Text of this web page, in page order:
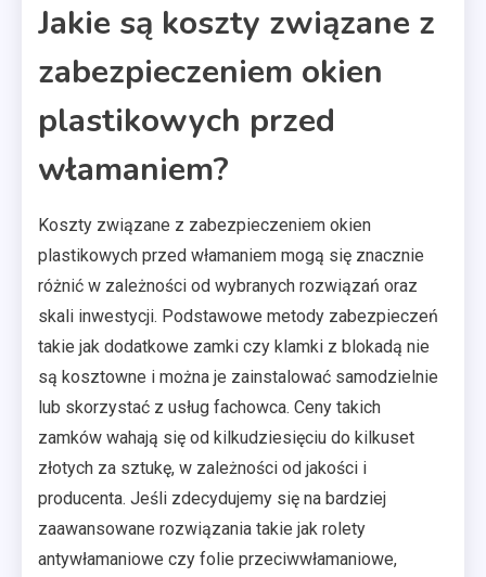
Jakie są koszty związane z
zabezpieczeniem okien
plastikowych przed
włamaniem?
Koszty związane z zabezpieczeniem okien
plastikowych przed włamaniem mogą się znacznie
różnić w zależności od wybranych rozwiązań oraz
skali inwestycji. Podstawowe metody zabezpieczeń
takie jak dodatkowe zamki czy klamki z blokadą nie
są kosztowne i można je zainstalować samodzielnie
lub skorzystać z usług fachowca. Ceny takich
zamków wahają się od kilkudziesięciu do kilkuset
złotych za sztukę, w zależności od jakości i
producenta. Jeśli zdecydujemy się na bardziej
zaawansowane rozwiązania takie jak rolety
antywłamaniowe czy folie przeciwwłamaniowe,